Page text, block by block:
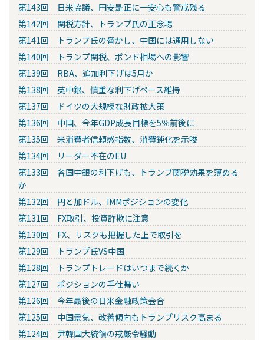
第143回 日米協議、円安是正に一安心も警戒残る
第142回 関税方針、トランプ氏の正念場
第141回 トランプ氏の脅かし、中国には通用しない
第140回 トランプ関税、ポンド相場への影響
第139回 RBA、追加利下げは5月か
第138回 英中銀、慎重な利下げペース維持
第137回 ドイツの大規模な財政拡大策
第136回 中国、今年GDP成長目標を5％前後に
第135回 米消費者信頼感指数、消費鈍化を示唆
第134回 リーダー不在のEU
第133回 各国中銀の利下げも、トランプ関税効果を薄める
か
第132回 円と加ドル、IMMポジションの変化
第131回 FX取引、投資詐欺に注意
第130回 FX、リスクも把握した上で取引を
第129回 トランプ氏VS中国
第128回 トランプトレードはいつまで続くか
第127回 ポジションの手仕舞い
第126回 今年最後の日米金融政策会合
第125回 中国景気、改善傾向もトランプリスク高まる
第124回 尹韓国大統領の戒厳令騒動